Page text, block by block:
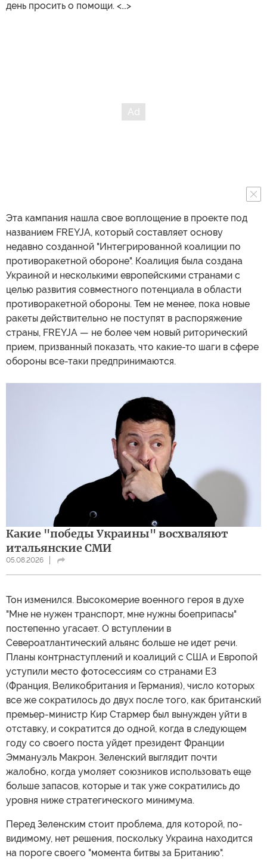
день просить о помощи. <…>
Эта кампания нашла свое воплощение в проекте под
названием FREYJA, который составляет основу
недавно созданной "Интегрированной коалиции по
противоракетной обороне". Коалиция была создана
Украиной и несколькими европейскими странами с
целью развития совместного потенциала в области
противоракетной обороны. Тем не менее, пока новые
ракеты действительно не поступят в распоряжение
страны, FREYJA — не более чем новый риторический
прием, призванный показать, что какие-то шаги в сфере
обороны все-таки предпринимаются.
Какие "победы Украины" восхваляют
итальянские СМИ
05.08.2026
Тон изменился. Высокомерие военного героя в духе
"Мне не нужен транспорт, мне нужны боеприпасы"
постепенно угасает. О вступлении в
Североатлантический альянс больше не идет речи.
Планы контрнаступлений и коалиций с США и Европой
уступили место фотосессиям со странами Е3
(Франция, Великобритания и Германия), число которых
все же сократилось до двух после того, как британский
премьер-министр Кир Стармер был вынужден уйти в
отставку, и сократится до одной, когда в следующем
году со своего поста уйдет президент Франции
Эммануэль Макрон. Зеленский выглядит почти
жалобно, когда умоляет союзников использовать еще
больше запасов, которые и так уже сократились до
уровня ниже стратегического минимума.
Перед Зеленским стоит проблема, для которой, по-
видимому, нет решения, поскольку Украина находится
на пороге своего "момента битвы за Британию".